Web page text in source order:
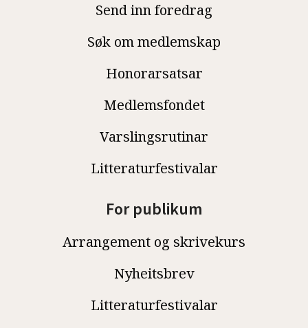
Send inn foredrag
Søk om medlemskap
Honorarsatsar
Medlemsfondet
Varslingsrutinar
Litteraturfestivalar
For publikum
Arrangement og skrivekurs
Nyheitsbrev
Litteraturfestivalar